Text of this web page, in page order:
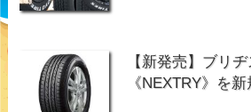
【新発売】ブリ
《NEXTRY》を